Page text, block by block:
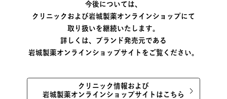
今後については、
クリニックおよび岩城製薬オンラインショップにて
取り扱いを継続いたします。
詳しくは、ブランド発売元である
岩城製薬オンラインショップサイトをご覧ください。
クリニック情報および
岩城製薬オンラインショップサイトはこちら